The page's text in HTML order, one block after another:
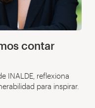
contar
INALDE, reflexiona
para inspirar.